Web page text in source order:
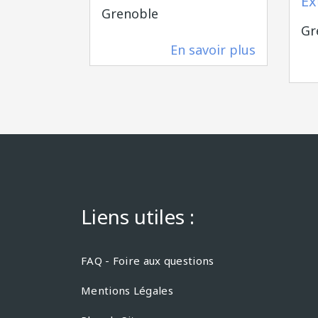
Grenoble
En savoir plus
Liens utiles :
FAQ - Foire aux questions
Mentions Légales